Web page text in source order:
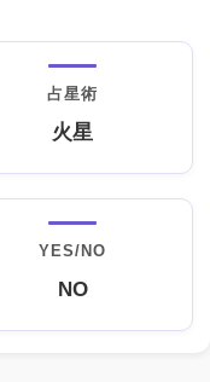
占星術
火星
YES/NO
NO